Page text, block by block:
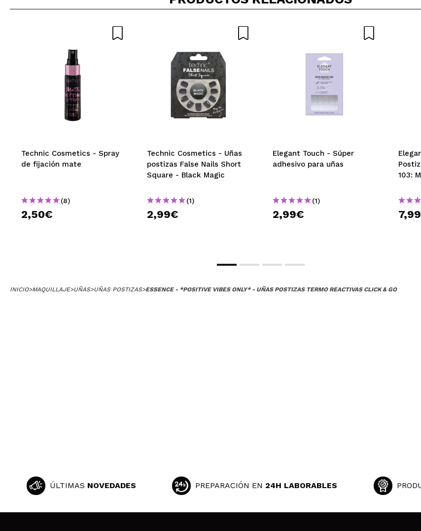
Technic Cosmetics - Spray
de fijación mate
(8)
2,50€
Technic Cosmetics - Uñas
postizas False Nails Short
Square - Black Magic
(1)
2,99€
Elegant Touch - Súper
adhesivo para uñas
(1)
2,99€
103:
INICIO>MAQUILLAJE>UÑAS>UÑAS POSTIZAS>ESSENCE - *POSITIVE VIBES ONLY* - UÑAS POSTIZAS TERMO REACTIVAS CLICK & GO
ÚLTIMAS NOVEDADES PREPARACIÓN EN 24H LABORABLES